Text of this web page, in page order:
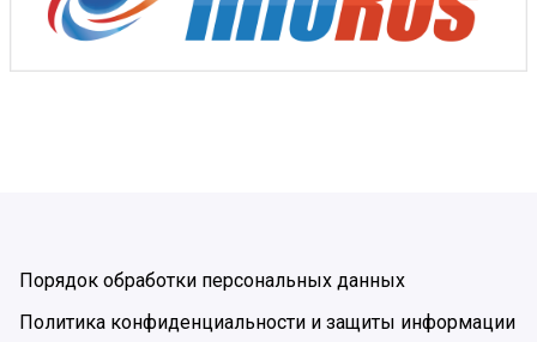
Порядок обработки персональных данных
Политика конфиденциальности и защиты информации